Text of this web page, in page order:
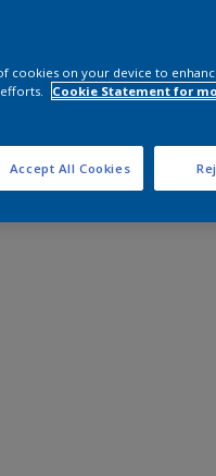
cookies on your device to
Cookie Statement for
Accept All Cookies